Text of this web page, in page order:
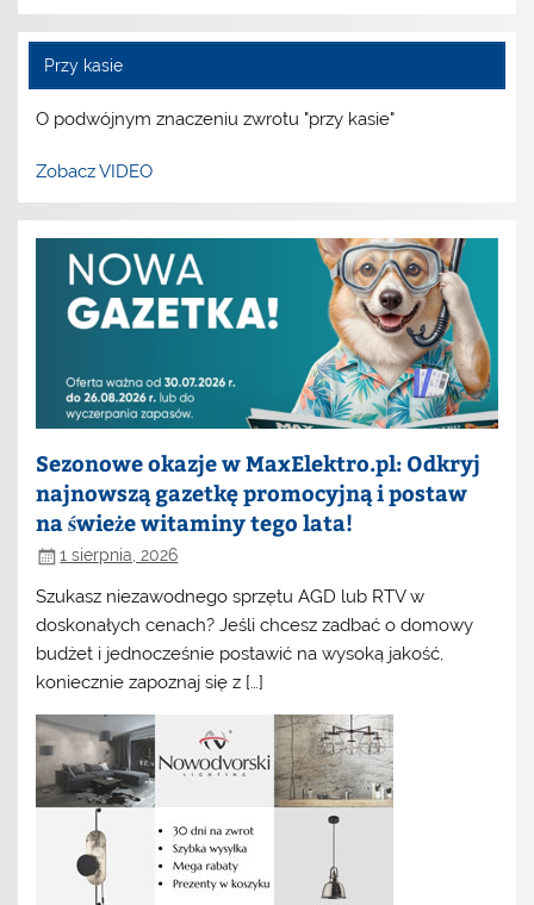
Przy kasie
O podwójnym znaczeniu zwrotu "przy kasie"
Zobacz VIDEO
Sezonowe okazje w MaxElektro.pl: Odkryj
najnowszą gazetkę promocyjną i postaw
na świeże witaminy tego lata!
1 sierpnia, 2026
Szukasz niezawodnego sprzętu AGD lub RTV w
doskonałych cenach? Jeśli chcesz zadbać o domowy
budżet i jednocześnie postawić na wysoką jakość,
koniecznie zapoznaj się z […]